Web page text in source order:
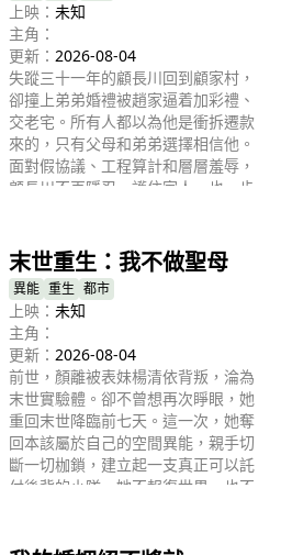
上映： 未知
主角：
更新： 2026-08-04
失蹤三十一年的顧長川回到顧家村，
卻撞上弟弟婚禮被趙家逼着加彩禮、
交老宅。所有人都以為他是衝拆遷款
來的，只有父母和弟弟選擇相信他。
面對假協議、工程算計和層層羞辱，
顧長川不再隱忍，護住家人，也一步
被他們輕視的“窮哥哥”，竟是三百億
項目的真正掌舵人。
末世重生：我不做聖母
異能 重生 都市
上映： 未知
主角：
更新： 2026-08-04
前世，顏離被表妹楊清依背叛，淪為
末世實驗體。卻不曾想再次睜眼，她
重回末世降臨前七天。這一次，她奪
回本該屬於自己的空間異能，親手切
斷一切枷鎖，建立起一支真正可以託
付後背的小隊。她不報復世界，也不